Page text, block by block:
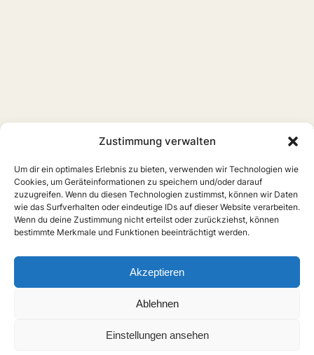
Zustimmung verwalten
Um dir ein optimales Erlebnis zu bieten, verwenden wir Technologien wie
Cookies, um Geräteinformationen zu speichern und/oder darauf
zuzugreifen. Wenn du diesen Technologien zustimmst, können wir Daten
wie das Surfverhalten oder eindeutige IDs auf dieser Website verarbeiten.
Wenn du deine Zustimmung nicht erteilst oder zurückziehst, können
bestimmte Merkmale und Funktionen beeinträchtigt werden.
Akzeptieren
Ablehnen
Einstellungen ansehen
FilmeAnimeMusik
Über unsImpressumX Instagram
Anmelden